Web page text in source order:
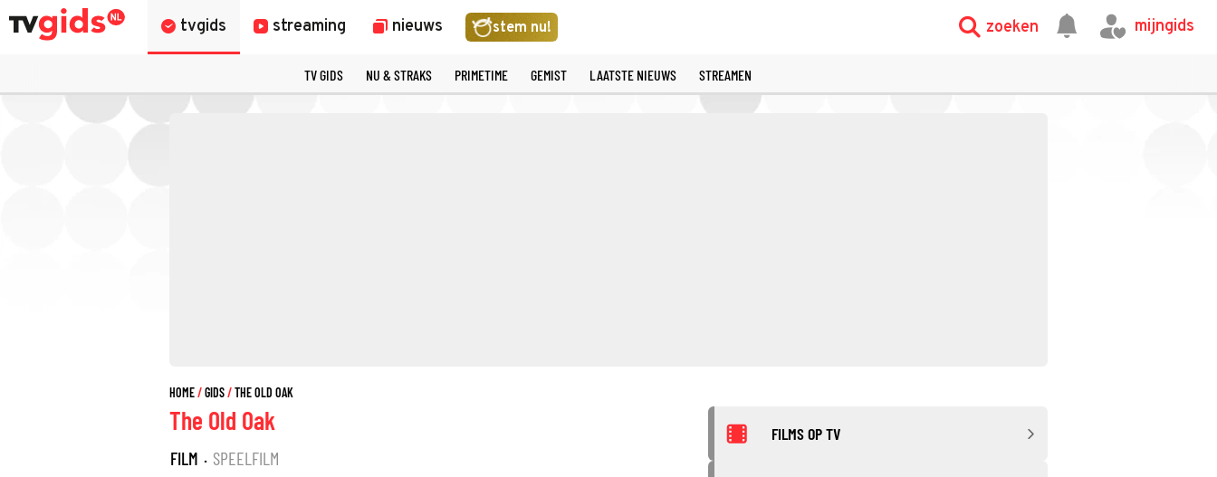
tvgids streaming nieuws stem nu! zoeken mijngids
TV GIDS NU & STRAKS PRIMETIME GEMIST LAATSTE NIEUWS STREAMEN
HOME GIDS THE OLD OAK
The Old Oak
FILM · SPEELFILM
FILMS OP TV